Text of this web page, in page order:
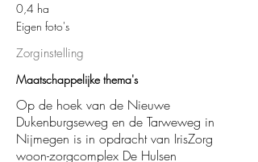
0,4 ha
Eigen foto's
Zorginstelling
Maatschappelijke thema's
Op de hoek van de Nieuwe
Dukenburgseweg en de Tarweweg in
Nijmegen is in opdracht van IrisZorg
woon-zorgcomplex De Hulsen